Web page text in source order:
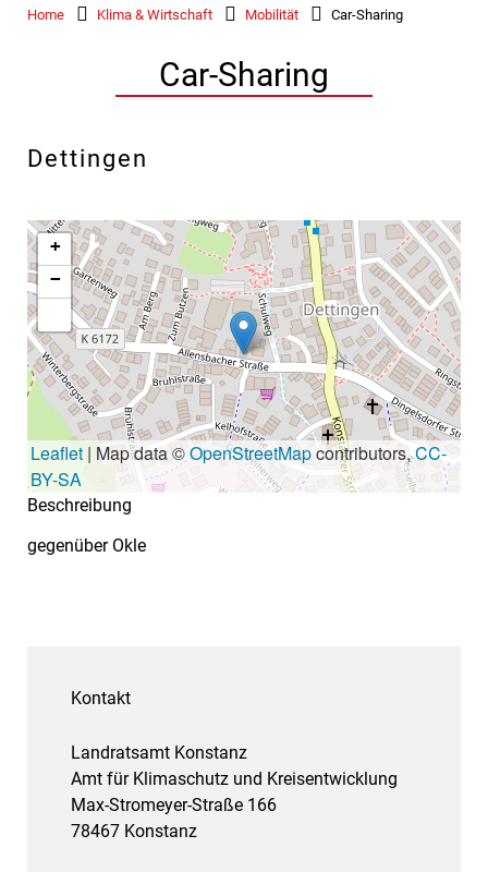
Home
Klima & Wirtschaft Mobilität Car-Sharing
Car-Sharing
Dettingen
+
−
Leaflet | Map data ©OpenStreetMapcontributors,CC-
BY-SA
Beschreibung
gegenüber Okle
Kontakt
Landratsamt Konstanz
Amt für Klimaschutz und Kreisentwicklung
Max-Stromeyer-Straße 166
78467 Konstanz